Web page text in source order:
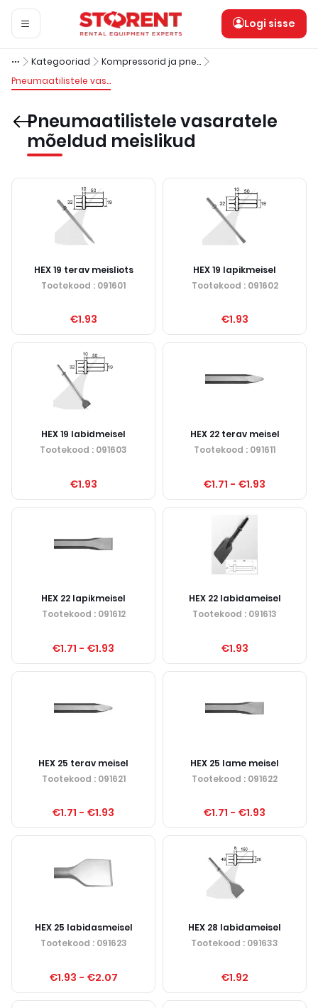
Logi sisse
Kategooriad
Kompressorid ja pneumoinstrumendid
Pneumaatilistele vasaratele mõeldud meislikud
Pneumaatilistele vasaratele
mõeldud meislikud
HEX 19 terav meisliots
Tootekood : 091601
€1.93
HEX 19 lapikmeisel
Tootekood : 091602
€1.93
HEX 19 labidmeisel
Tootekood : 091603
€1.93
HEX 22 terav meisel
Tootekood : 091611
€1.71 - €1.93
HEX 22 lapikmeisel
Tootekood : 091612
€1.71 - €1.93
HEX 22 labidameisel
Tootekood : 091613
€1.93
HEX 25 terav meisel
Tootekood : 091621
€1.71 - €1.93
HEX 25 lame meisel
Tootekood : 091622
€1.71 - €1.93
HEX 25 labidasmeisel
Tootekood : 091623
€1.93 - €2.07
HEX 28 labidameisel
Tootekood : 091633
€1.92